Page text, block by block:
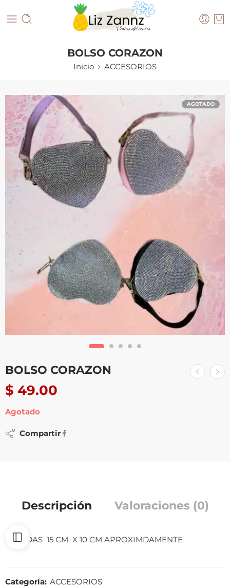
BOLSO CORAZON
Inicio ACCESORIOS
AGOTADO
BOLSO CORAZON
$ 49.00
Agotado
Compartir
Descripción Valoraciones (0)
MEDIDAS 15 CM X 10 CM APROXIMDAMENTE
Categoría: ACCESORIOS